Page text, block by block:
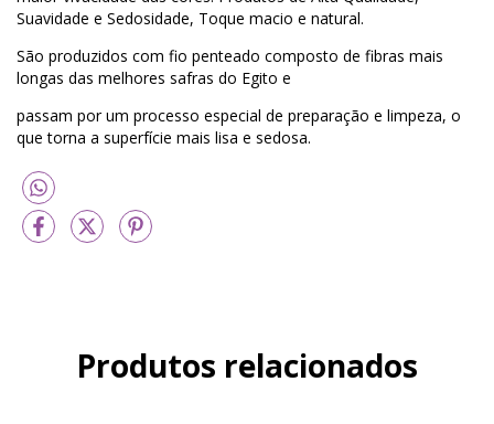
Suavidade e Sedosidade, Toque macio e natural.
São produzidos com fio penteado composto de fibras mais
longas das melhores safras do Egito e
passam por um processo especial de preparação e limpeza, o
que torna a superfície mais lisa e sedosa.
Produtos relacionados